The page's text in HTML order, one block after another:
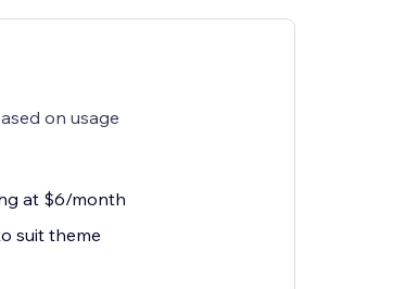
on usage
at $6/month
suit theme